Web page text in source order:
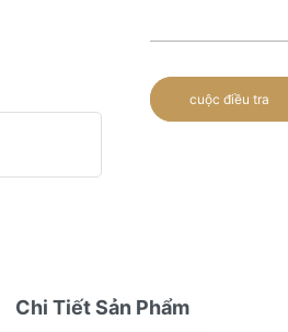
cuộc điều tra
Chi Tiết Sản Phẩm